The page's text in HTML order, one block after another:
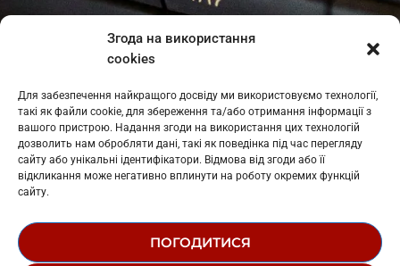
Згода на використання
cookies
Для забезпечення найкращого досвіду ми використовуємо технології,
такі як файли cookie, для збереження та/або отримання інформації з
вашого пристрою. Надання згоди на використання цих технологій
дозволить нам обробляти дані, такі як поведінка під час перегляду
сайту або унікальні ідентифікатори. Відмова від згоди або її
відкликання може негативно вплинути на роботу окремих функцій
сайту.
ПОГОДИТИСЯ
: L11-01410
: L11-01801
Косів: L11-01805
Гарасимів: L11-02274